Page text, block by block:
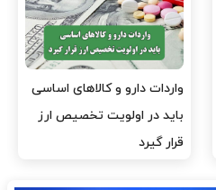
واردات دارو و کالاهای اساسی
باید در اولویت تخصیص ارز
قرار گیرد